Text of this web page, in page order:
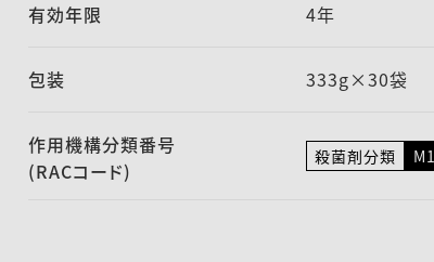
有効年限 4年
包装 333g×30袋
作用機構分類番号
(RACコード)
殺菌剤分類